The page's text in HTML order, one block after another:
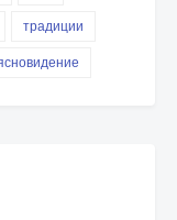
традиции